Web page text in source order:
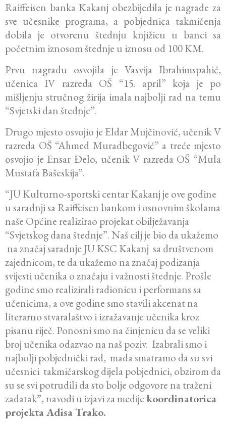
Raiffeisen banka Kakanj obezbijedila je nagrade za
sve učesnike programa, a pobjednica takmičenja
dobila je otvorenu štednju knjižicu u banci sa
početnim iznosom štednje u iznosu od 100 KM.
Prvu nagradu osvojila je Vasvija Ibrahimspahić,
učenica IV razreda OŠ “15. april” koja je po
mišljenju stručnog žirija imala najbolji rad na temu
“Svjetski dan štednje”.
Drugo mjesto osvojio je Eldar Mujčinović, učenik V
razreda OŠ “Ahmed Muradbegović” a treće mjesto
osvojio je Ensar Đelo, učenik V razreda OŠ “Mula
Mustafa Bašeskija”.
“JU Kulturno-sportski centar Kakanj je ove godine
u saradnji sa Raiffeisen bankom i osnovnim školama
naše Općine realizirao projekat obilježavanja
“Svjetskog dana štednje”. Naš cilj je bio da ukažemo
na značaj saradnje JU KSC Kakanj sa društvenom
zajednicom, te da ukažemo na značaj podizanja
svijesti učenika o značaju i važnosti štednje. Prošle
godine smo realizirali radionicu i performans sa
učenicima, a ove godine smo stavili akcenat na
literarno stvaralaštvo i izražavanje učenika kroz
pisanu riječ. Ponosni smo na činjenicu da se veliki
broj učenika odazvao na naš poziv. Izabrali smo i
najbolji pobjednički rad, mada smatramo da su svi
učesnici takmičarskog dijela pobjednici, obzirom da
su se svi potrudili da sto bolje odgovore na traženi
zadatak”, navodi u izjavi za medije koordinatorica
projekta Adisa Trako.